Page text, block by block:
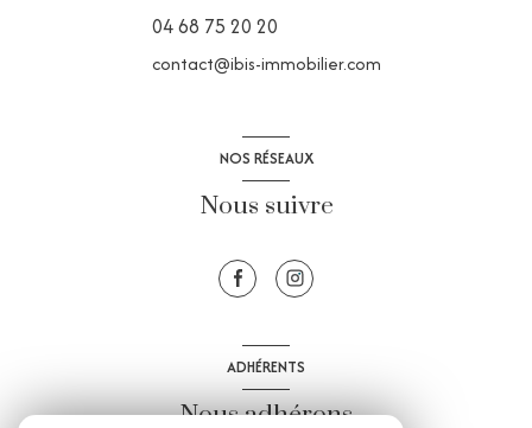
04 68 75 20 20
contact@ibis-immobilier.com
NOS RÉSEAUX
Nous suivre
ADHÉRENTS
Nous adhérons